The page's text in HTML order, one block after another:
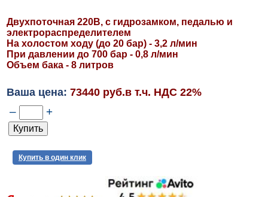
Двухпоточная 220В, с гидрозамком, педалью и
электрораспределителем
На холостом ходу (до 20 бар) - 3,2 л/мин
При давлении до 700 бар - 0,8 л/мин
Объем бака - 8 литров
Ваша цена: 73440 руб.в т.ч. НДС 22%
– +
Купить в один клик